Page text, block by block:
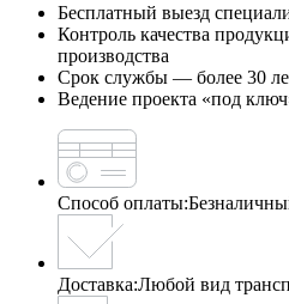
Бесплатный выезд
Контроль качества
производства
Срок службы — более 30
Ведение проекта «под
Способ оплаты:
Доставка:Любой вид